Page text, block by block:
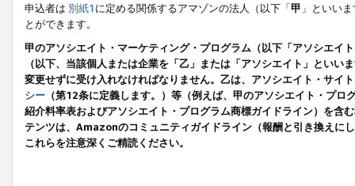
申込者は 別紙1 に定める関係するアマゾンの法人（以下「甲 」といい
とができます。
甲のアソシエイト・マーケティング・プログラム（以下「アソシエイ
（以下、当該個人または企業を「乙」または「アソシエイト」とい
変更せずに受け入れなければなりません。乙は、アソシエイト・サイ
シー （第12条に定義します。）等（例えば、甲のアソシエイト・プ
紹介料率表およびアソシエイト・プログラム商標ガイドライン）を
テンツは、Amazonのコミュニティガイドライン（報酬と引き換えに
これらを注意深くご精読ください。